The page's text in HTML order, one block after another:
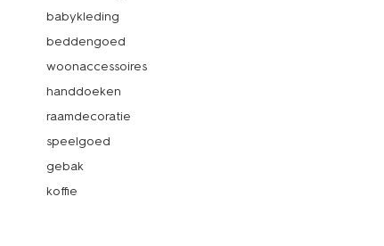
babykleding
beddengoed
woonaccessoires
handdoeken
raamdecoratie
speelgoed
gebak
koffie